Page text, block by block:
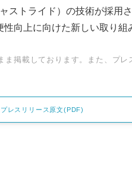
ストライド）の技術が採用
向上に向けた新しい取り組
掲載しております。また、プ
プレスリリース原文(PDF)